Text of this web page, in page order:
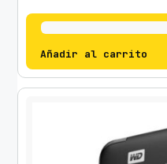
Añadir al carrito